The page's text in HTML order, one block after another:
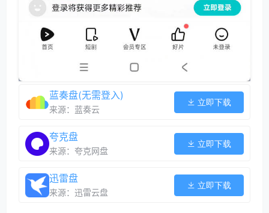
蓝奏盘(无需登入)
来源：蓝奏云
立即下载
夸克盘
来源：夸克网盘
立即下载
迅雷盘
来源：迅雷云盘
立即下载